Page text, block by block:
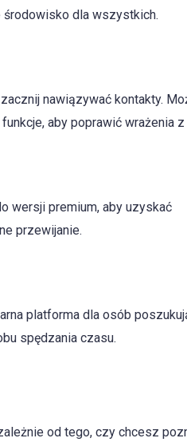
środowisko dla wszystkich.
nawiązywać kontakty.
aby poprawić wrażenia z
wersji premium, aby uzyskać
przewijanie.
platforma dla osób
spędzania czasu.
od tego, czy chcesz